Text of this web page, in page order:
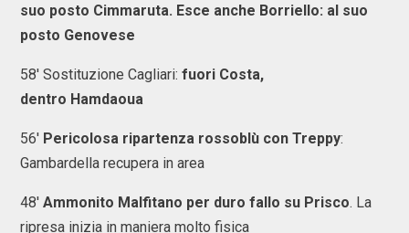
suo posto Cimmaruta. Esce anche Borriello: al suo
posto Genovese
58' Sostituzione Cagliari: fuori Costa,
dentro Hamdaoua
56' Pericolosa ripartenza rossoblù con Treppy:
Gambardella recupera in area
48' Ammonito Malfitano per duro fallo su Prisco. La
ripresa inizia in maniera molto fisica